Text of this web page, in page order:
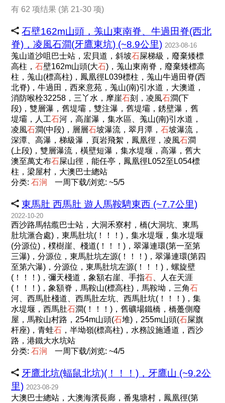
有 62 项结果 (第 21-30 项)
石壁162m山頭，羗山東南脊、牛過田脊(西北
脊)，凌風石澗(牙鷹東坑) (~8.9公里) 2023-08-16
羗山道沙咀巴士站，宏貝道，斜坡石屎梯級，廢棄矮標
高柱，石壁162m山頭(大石)，羗山東南脊，廢棄矮標高
柱，羗山(標高柱)，鳳凰徑L039標柱，羗山牛過田脊(西
北脊)，牛過田，西來意苑，羗山(南)引水道，大澳道，
消防喉栓32258，三丫水，摩崖石刻，凌風石澗(下
段)，雙層瀑，舊堤壩，雙注瀑，舊堤壩，銹壁瀑，舊
堤壩，人工石河，高崖瀑，集水區、羗山(南)引水道，
凌風石澗(中段)，層層石坡瀑流，翠月潭，石坡瀑流，
深潭、高瀑，梯級瀑，頁岩飛絮，鳳凰徑，凌風石澗
(上段)，雙層瀑流，橫壁短瀑，集水堤堰，高瀑，舊大
澳至萬丈布石屎山徑，能任亭，鳳凰徑L052至L054標
柱，梁屋村，大澳巴士總站
分类:石涧 一周下载/浏览: ~5/5
東馬肚 西馬肚 遊人馬鞍騁東西 (~7.7公里)
2022-10-20
西沙路馬牯䌫巴士站，大洞禾寮村，橋(大洞坑、東馬
肚坑滙合處)，東馬肚坑(！！！)，集水堤堰，集水堤堰
(分源位)，樸樹崖、棧道(！！！)，翠瀑連環(第一至第
三瀑)，分源位，東馬肚坑左源(！！！)，翠瀑連環(第四
至第六瀑)，分源位，東馬肚坑左源(！！！)，螺旋壁
(！！！)，彌天棧道，象額右崖、手指石 、人在天涯
(！！！)，象額脊，馬鞍山(標高柱)，馬鞍坳，三角石
河、西馬肚棧道、西馬肚左坑、西馬肚坑(！！！)，集
水堤堰，西馬肚石澗(！！！)，舊礦場鐵橋，橋躉側廢
屋，馬鞍山村路，254m山頭(石堆)，255m山頭(石屎旗
杆座)，青蛙石 ，半坳嶺(標高柱)，水務設施通道，西沙
路，港鐵大水坑站
分类:石涧 一周下载/浏览: ~4/5
牙鷹北坑(蝠鼠北坑)(！！！)，牙鷹山 (~9.2公
里) 2023-08-29
大澳巴士總站，大澳海濱長廊，番鬼塘村，鳳凰徑(第